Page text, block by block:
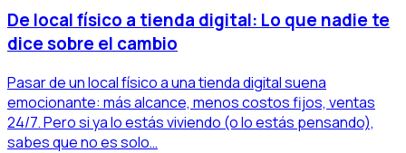
De local físico a tienda digital: Lo que nadie te
dice sobre el cambio
Pasar de un local físico a una tienda digital suena
emocionante: más alcance, menos costos fijos, ventas
24/7. Pero si ya lo estás viviendo (o lo estás pensando),
sabes que no es solo…